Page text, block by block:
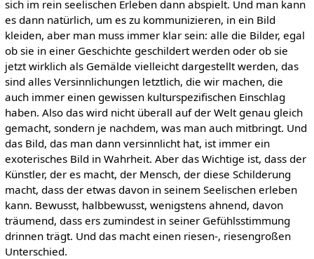
sich im rein seelischen Erleben dann abspielt. Und man kann
es dann natürlich, um es zu kommunizieren, in ein Bild
kleiden, aber man muss immer klar sein: alle die Bilder, egal
ob sie in einer Geschichte geschildert werden oder ob sie
jetzt wirklich als Gemälde vielleicht dargestellt werden, das
sind alles Versinnlichungen letztlich, die wir machen, die
auch immer einen gewissen kulturspezifischen Einschlag
haben. Also das wird nicht überall auf der Welt genau gleich
gemacht, sondern je nachdem, was man auch mitbringt. Und
das Bild, das man dann versinnlicht hat, ist immer ein
exoterisches Bild in Wahrheit. Aber das Wichtige ist, dass der
Künstler, der es macht, der Mensch, der diese Schilderung
macht, dass der etwas davon in seinem Seelischen erleben
kann. Bewusst, halbbewusst, wenigstens ahnend, davon
träumend, dass ers zumindest in seiner Gefühlsstimmung
drinnen trägt. Und das macht einen riesen-, riesengroßen
Unterschied.